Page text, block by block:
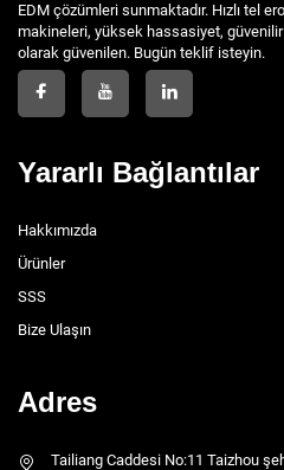
EDM çözümleri sunmaktadır. Hızlı tel
makineleri, yüksek hassasiyet,
olarak güvenilen. Bugün teklif isteyin.
Yararlı Bağlantılar
Hakkımızda
Ürünler
SSS
Bize Ulaşın
Adres
Tailiang Caddesi No:11 Taizhou